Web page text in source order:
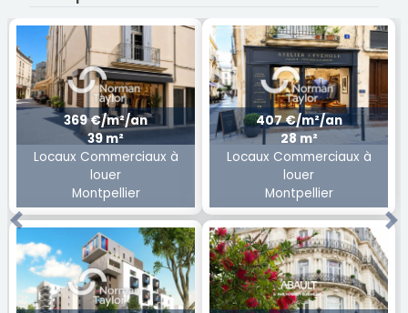
369 €/m²/an
39 m²
Locaux Commerciaux à
louer
Montpellier
407 €/m²/an
28 m²
Locaux Commerciaux à
louer
Montpellier
Previous